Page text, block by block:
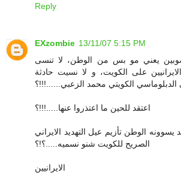
Reply
EXzombie 13/11/07 5:15 PM
يعني مو بس من الوطن، لا تنسى
على الكويت، و لا نسيت حادثة
الدبلوماسي الكويتي محمد الزعبي......!!!؟
اعتقد للحين ما اعتذروا عنها.....!!!؟
يسوونه الوطن تأزيم عيل التهديد الايراني
الصريح للكويت شنو نسميه.....؟!؟
الايرانيين